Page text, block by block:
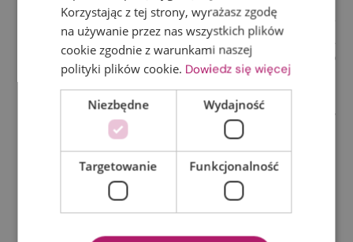
Czym jest zadłużenie przeterminowane?
Zadłużenie przeterminowane to forma długu, który
nie został uregulowany w terminie wymagalności.
Jest to rodzaj długu, który może prowadzić do
narastania dodatkowych kosztów.
Co składa się na całość zadłużenia?
Całość zadłużenia składa się z kilku elementów, w
Należność główna wraz z odsetkami.
Rekompensata.
Koszty procesu.
Korzystając z tej strony, wyrażasz zgodę
na używanie przez nas wszystkich plików
cookie zgodnie z warunkami naszej
polityki plików cookie. Dowiedz się więcej
Niezbędne Wydajność
Targetowanie Funkcjonalność